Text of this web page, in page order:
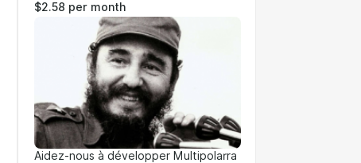
$2.58 per month
Aidez-nous à développer Multipolarra